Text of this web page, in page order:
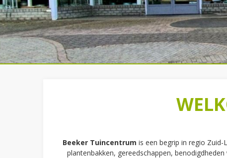
Beeker Tuincentrum is een begrip in regio Zuid-
plantenbakken, gereedschappen,